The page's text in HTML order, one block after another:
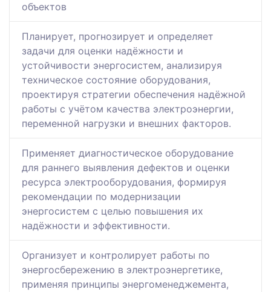
объектов
Планирует, прогнозирует и определяет
задачи для оценки надёжности и
устойчивости энергосистем, анализируя
техническое состояние оборудования,
проектируя стратегии обеспечения надёжной
работы с учётом качества электроэнергии,
переменной нагрузки и внешних факторов.
Применяет диагностическое оборудование
для раннего выявления дефектов и оценки
ресурса электрооборудования, формируя
рекомендации по модернизации
энергосистем с целью повышения их
надёжности и эффективности.
Организует и контролирует работы по
энергосбережению в электроэнергетике,
применяя принципы энергоменеджемента,